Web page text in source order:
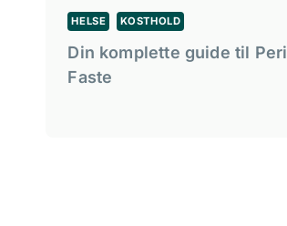
HELSE KOSTHOLD
Din komplette guide til
Faste